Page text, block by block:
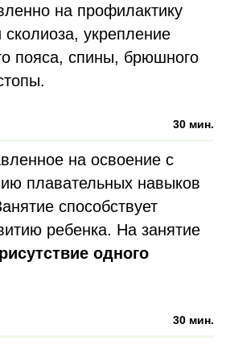
на профилактику
сколиоза, укрепление
пояса, спины, брюшного
30 мин.
на освоение с
плавательных навыков
способствует
ребенка. На занятие
одного
30 мин.